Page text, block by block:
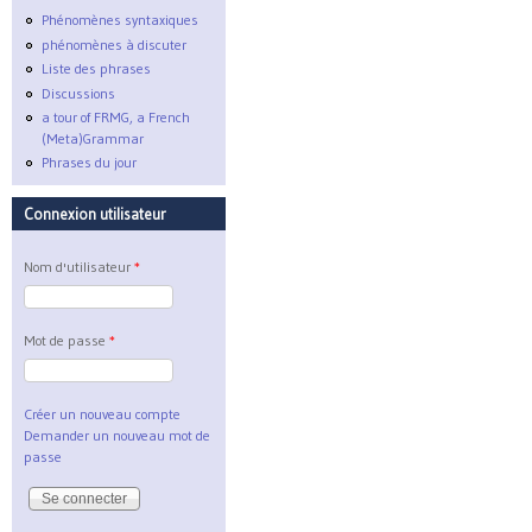
Phénomènes syntaxiques
phénomènes à discuter
Liste des phrases
Discussions
a tour of FRMG, a French
(Meta)Grammar
Phrases du jour
Connexion utilisateur
Nom d'utilisateur *
Mot de passe *
Créer un nouveau compte
Demander un nouveau mot de
passe